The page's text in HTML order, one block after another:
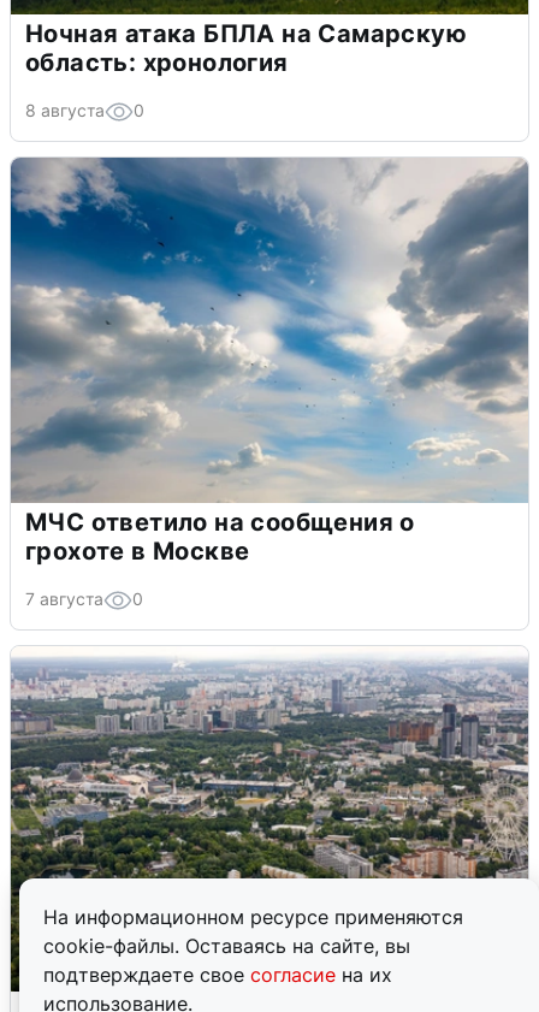
На информационном ресурсе применяются
cookie-файлы. Оставаясь на сайте, вы
подтверждаете свое согласие на их
использование.
Ночная атака БПЛА на Самарскую
область: хронология
8 августа 0
МЧС ответило на сообщения о
грохоте в Москве
7 августа 0